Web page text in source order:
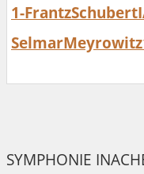
1-
SYMPHONIE